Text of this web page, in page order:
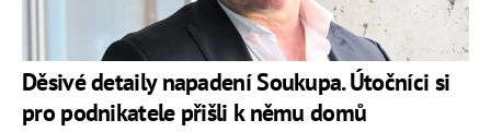
Děsivé detaily napadení Soukupa. Útočníci si
pro podnikatele přišli k němu domů